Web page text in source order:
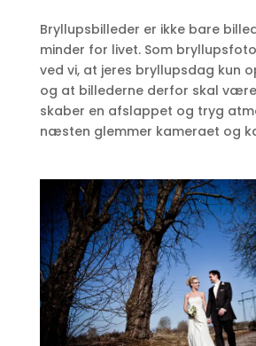
Bryllupsbilleder er ikke bare
minder for livet. Som
ved vi, at jeres bryllupsdag kun
og at billederne derfor skal
skaber en afslappet og tryg
næsten glemmer kameraet og